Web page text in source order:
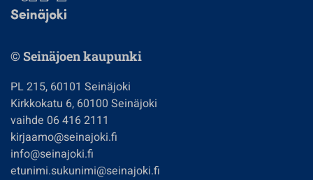
© Seinäjoen kaupunki
PL 215, 60101 Seinäjoki
Kirkkokatu 6, 60100 Seinäjoki
vaihde 06 416 2111
kirjaamo@seinajoki.fi
info@seinajoki.fi
etunimi.sukunimi@seinajoki.fi